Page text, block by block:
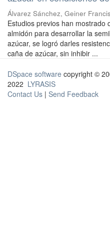
Álvarez Sánchez, Geiner
Estudios previos han mostrado
almidón para desarrollar la
azúcar, se logró darles
caña de azúcar, sin inhibir ...
DSpace software copyright ©
2022 LYRASIS
Contact Us | Send Feedback